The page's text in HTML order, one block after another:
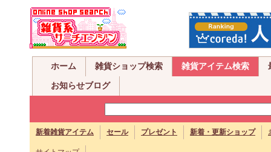
ホーム 雑貨ショップ検索 雑貨アイテム検索
お知らせブログ
新着雑貨アイテム セール プレゼント 新着・更新ショップ